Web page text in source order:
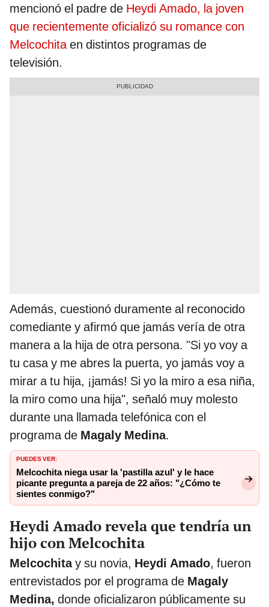
mencionó el padre de Heydi Amado, la joven
que recientemente oficializó su romance con
Melcochitaen distintos programas de
televisión.
Además, cuestionó duramente al reconocido
comediante y afirmó que jamás vería de otra
manera a la hija de otra persona. "Si yo voy a
tu casa y me abres la puerta, yo jamás voy a
mirar a tu hija, ¡jamás! Si yo la miro a esa niña,
la miro como una hija", señaló muy molesto
durante una llamada telefónica con el
programa de Magaly Medina.
PUEDES VER:
Melcochita niega usar la 'pastilla azul' y le hace
picante pregunta a pareja de 22 años: "¿Cómo te
sientes conmigo?"
Heydi Amado revela que tendría un
hijo con Melcochita
Melcochitay su novia, Heydi Amado, fueron
entrevistados por el programa de Magaly
Medina, donde oficializaron públicamente su